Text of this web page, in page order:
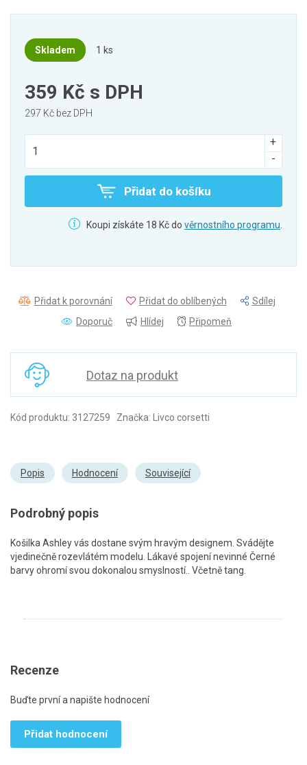
Skladem 1 ks
359 Kč s DPH
297 Kč bez DPH
Přidat do košíku
Koupi získáte 18 Kč do věrnostního programu.
Přidat k porovnání Přidat do oblíbených
Sdílej
Doporuč
Hlídej Připomeň
Dotaz na produkt
Kód produktu: 3127259 Značka: Livco corsetti
Popis Hodnocení Související
Podrobný popis
Košilka Ashley vás dostane svým hravým designem. Svádějte
vjedinečně rozevlátém modelu. Lákavé spojení nevinné Černé
barvy ohromí svou dokonalou smyslností.. Včetně tang.
Recenze
Buďte první a napište hodnocení
Přidat hodnocení